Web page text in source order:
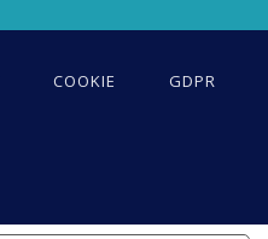
COOKIE GDPR